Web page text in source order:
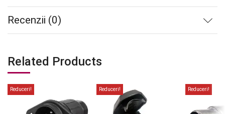
Recenzii (0)
Related Products
Reduceri! Reduceri! Reduceri!